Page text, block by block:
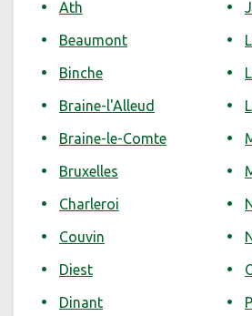
Ath
Beaumont
Binche
Braine-l'Alleud
Braine-le-Comte
Bruxelles
Charleroi
Couvin
Diest
Dinant